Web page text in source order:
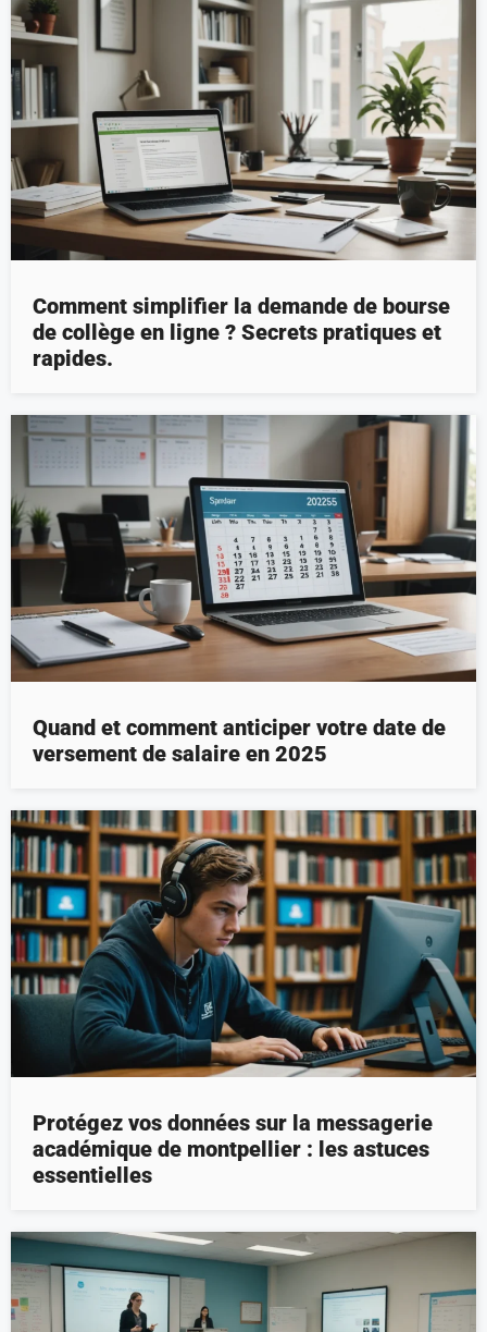
Comment simplifier la demande de bourse
de collège en ligne ? Secrets pratiques et
rapides.
Quand et comment anticiper votre date de
versement de salaire en 2025
Protégez vos données sur la messagerie
académique de montpellier : les astuces
essentielles